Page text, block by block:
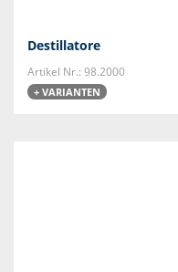
Destillatore
Artikel Nr.: 98.2000
+ VARIANTEN